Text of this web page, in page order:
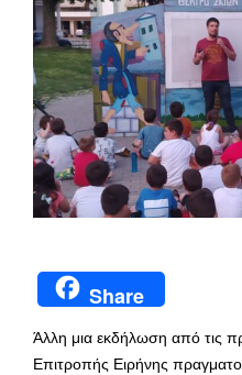
Share
Άλλη μια εκδήλωση από τις
Επιτροπής Ειρήνης